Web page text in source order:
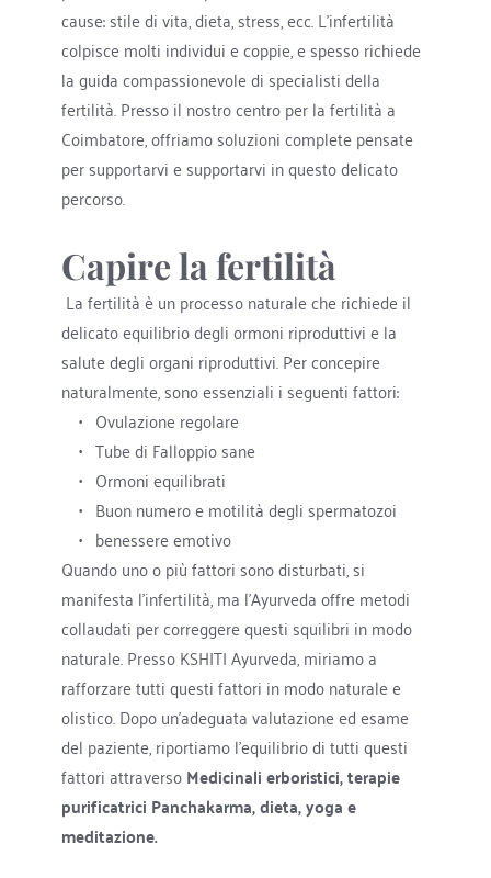
cause: stile di vita, dieta, stress, ecc. L'infertilità
colpisce molti individui e coppie, e spesso richiede
la guida compassionevole di specialisti della
fertilità. Presso il nostro centro per la fertilità a
Coimbatore, offriamo soluzioni complete pensate
per supportarvi e supportarvi in questo delicato
percorso.
Capire la fertilità
La fertilità è un processo naturale che richiede il
delicato equilibrio degli ormoni riproduttivi e la
salute degli organi riproduttivi. Per concepire
naturalmente, sono essenziali i seguenti fattori:
Ovulazione regolare
Tube di Falloppio sane
Ormoni equilibrati
Buon numero e motilità degli spermatozoi
benessere emotivo
Quando uno o più fattori sono disturbati, si
manifesta l'infertilità, ma l'Ayurveda offre metodi
collaudati per correggere questi squilibri in modo
naturale. Presso KSHITI Ayurveda, miriamo a
rafforzare tutti questi fattori in modo naturale e
olistico. Dopo un'adeguata valutazione ed esame
del paziente, riportiamo l'equilibrio di tutti questi
fattori attraverso Medicinali erboristici, terapie
purificatrici Panchakarma, dieta, yoga e
meditazione.